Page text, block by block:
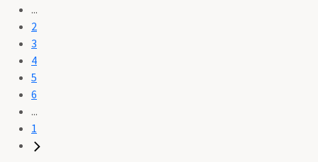
...
2
3
4
5
6
...
1